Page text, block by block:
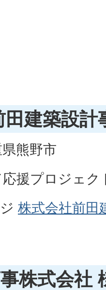
建築設計
熊野市
援プロジェク
株式会社前田
株式会社